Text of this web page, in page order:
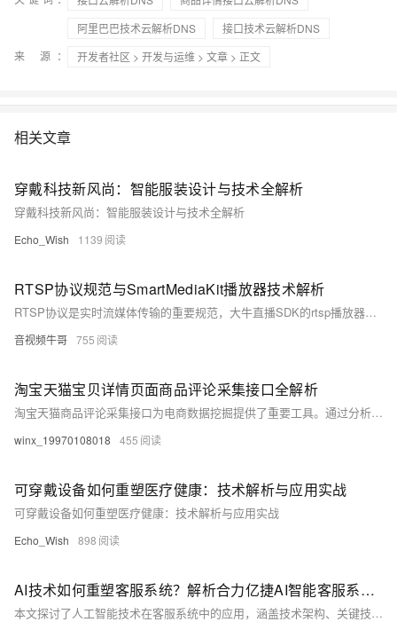
阿里巴巴技术云解析DNS
接口技术云解析DNS
来 源：
开发者社区 > 开发与运维 > 文章 > 正文
相关文章
穿戴科技新风尚：智能服装设计与技术全解析
穿戴科技新风尚：智能服装设计与技术全解析
Echo_Wish 1139
RTSP协议规范与SmartMediaKit播放器技术解析
RTSP协议是实时流媒体传输的重要规范，大牛直播SDK的rtsp播放器基于此构建，具备跨平台支持、超低延迟（100-300ms）、多实例播放、高效资源利用、音视频同步等优势。它广泛应用于安防监控、远程教学等领域，提供实时录像、快照等功能，优化网络传输与解码效率，并通过事件回调机制保障稳定性。作为高性能解决方案，它推动了实时流媒体技术的发展。
音视频牛哥 755
淘宝天猫宝贝详情页面商品评论采集接口全解析
淘宝天猫商品评论采集接口为电商数据挖掘提供了重要工具。通过分析海量评论，消费者可获取购买决策参考，商家能优化产品与服务，市场研究者则能洞察行业趋势与竞品表现。该接口支持Python请求，助力开发者构建智能分析应用，推动电商生态中各方价值提升。使用时需遵守平台规则，确保数据安全与合法利用。
winx_19970108018 455
可穿戴设备如何重塑医疗健康：技术解析与应用实战
可穿戴设备如何重塑医疗健康：技术解析与应用实战
Echo_Wish 898
AI技术如何重塑客服系统？解析合力亿捷AI智能客服系统实践案例
本文探讨了人工智能技术在客服系统中的应用，涵盖技术架构、关键技术和优化策略。通过感知层、认知层、决策层和执行层的协同工作，结合自然语言处理、知识库构建和多模态交互技术，合力亿捷客服系统实现了智能化服务。文章还提出了用户体验优化、服务质量提升和系统性能改进的方法，并展望了未来发展方向，强调其在客户服务领域的核心价值与潜力。